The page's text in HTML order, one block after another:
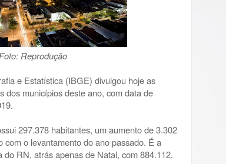
Foto: Reprodução
e Estatística (IBGE) divulgou hoje as
dos municípios deste ano, com data de
297.378 habitantes, um aumento de 3.302
com o levantamento do ano passado. É a
do RN, atrás apenas de Natal, com 884.112.